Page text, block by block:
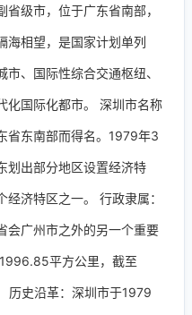
级市，位于广东省南部，
海相望，是国家计划单列
、国际性综合交通枢纽、
化国际化都市。 深圳市名称
省东南部而得名。1979年3
划出部分地区设置经济特
济特区之一。 行政隶属：
会广州市之外的另一个重要
平方公里，截至
历史沿革：深圳市于1979